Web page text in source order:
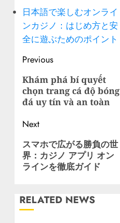
日本語で楽しむオンライ
ンカジノ：はじめ方と安
全に遊ぶためのポイント
Post
navigation
Previous
Previous
post:
Khám phá bí quyết
chọn trang cá độ bóng
đá uy tín và an toàn
Next
Next
post:
スマホで広がる勝負の世
界： カジノ アプリ オン
ラインを徹底ガイド
RELATED NEWS